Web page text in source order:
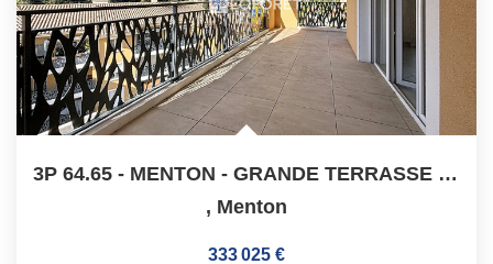
3P 64.65 - MENTON - GRANDE TERRASSE ET PARKING
, Menton
333 025 €